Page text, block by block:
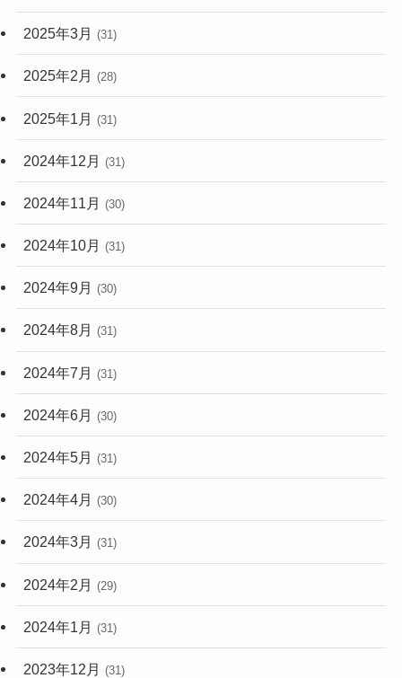
2025年3月 (31)
2025年2月 (28)
2025年1月 (31)
2024年12月 (31)
2024年11月 (30)
2024年10月 (31)
2024年9月 (30)
2024年8月 (31)
2024年7月 (31)
2024年6月 (30)
2024年5月 (31)
2024年4月 (30)
2024年3月 (31)
2024年2月 (29)
2024年1月 (31)
2023年12月 (31)